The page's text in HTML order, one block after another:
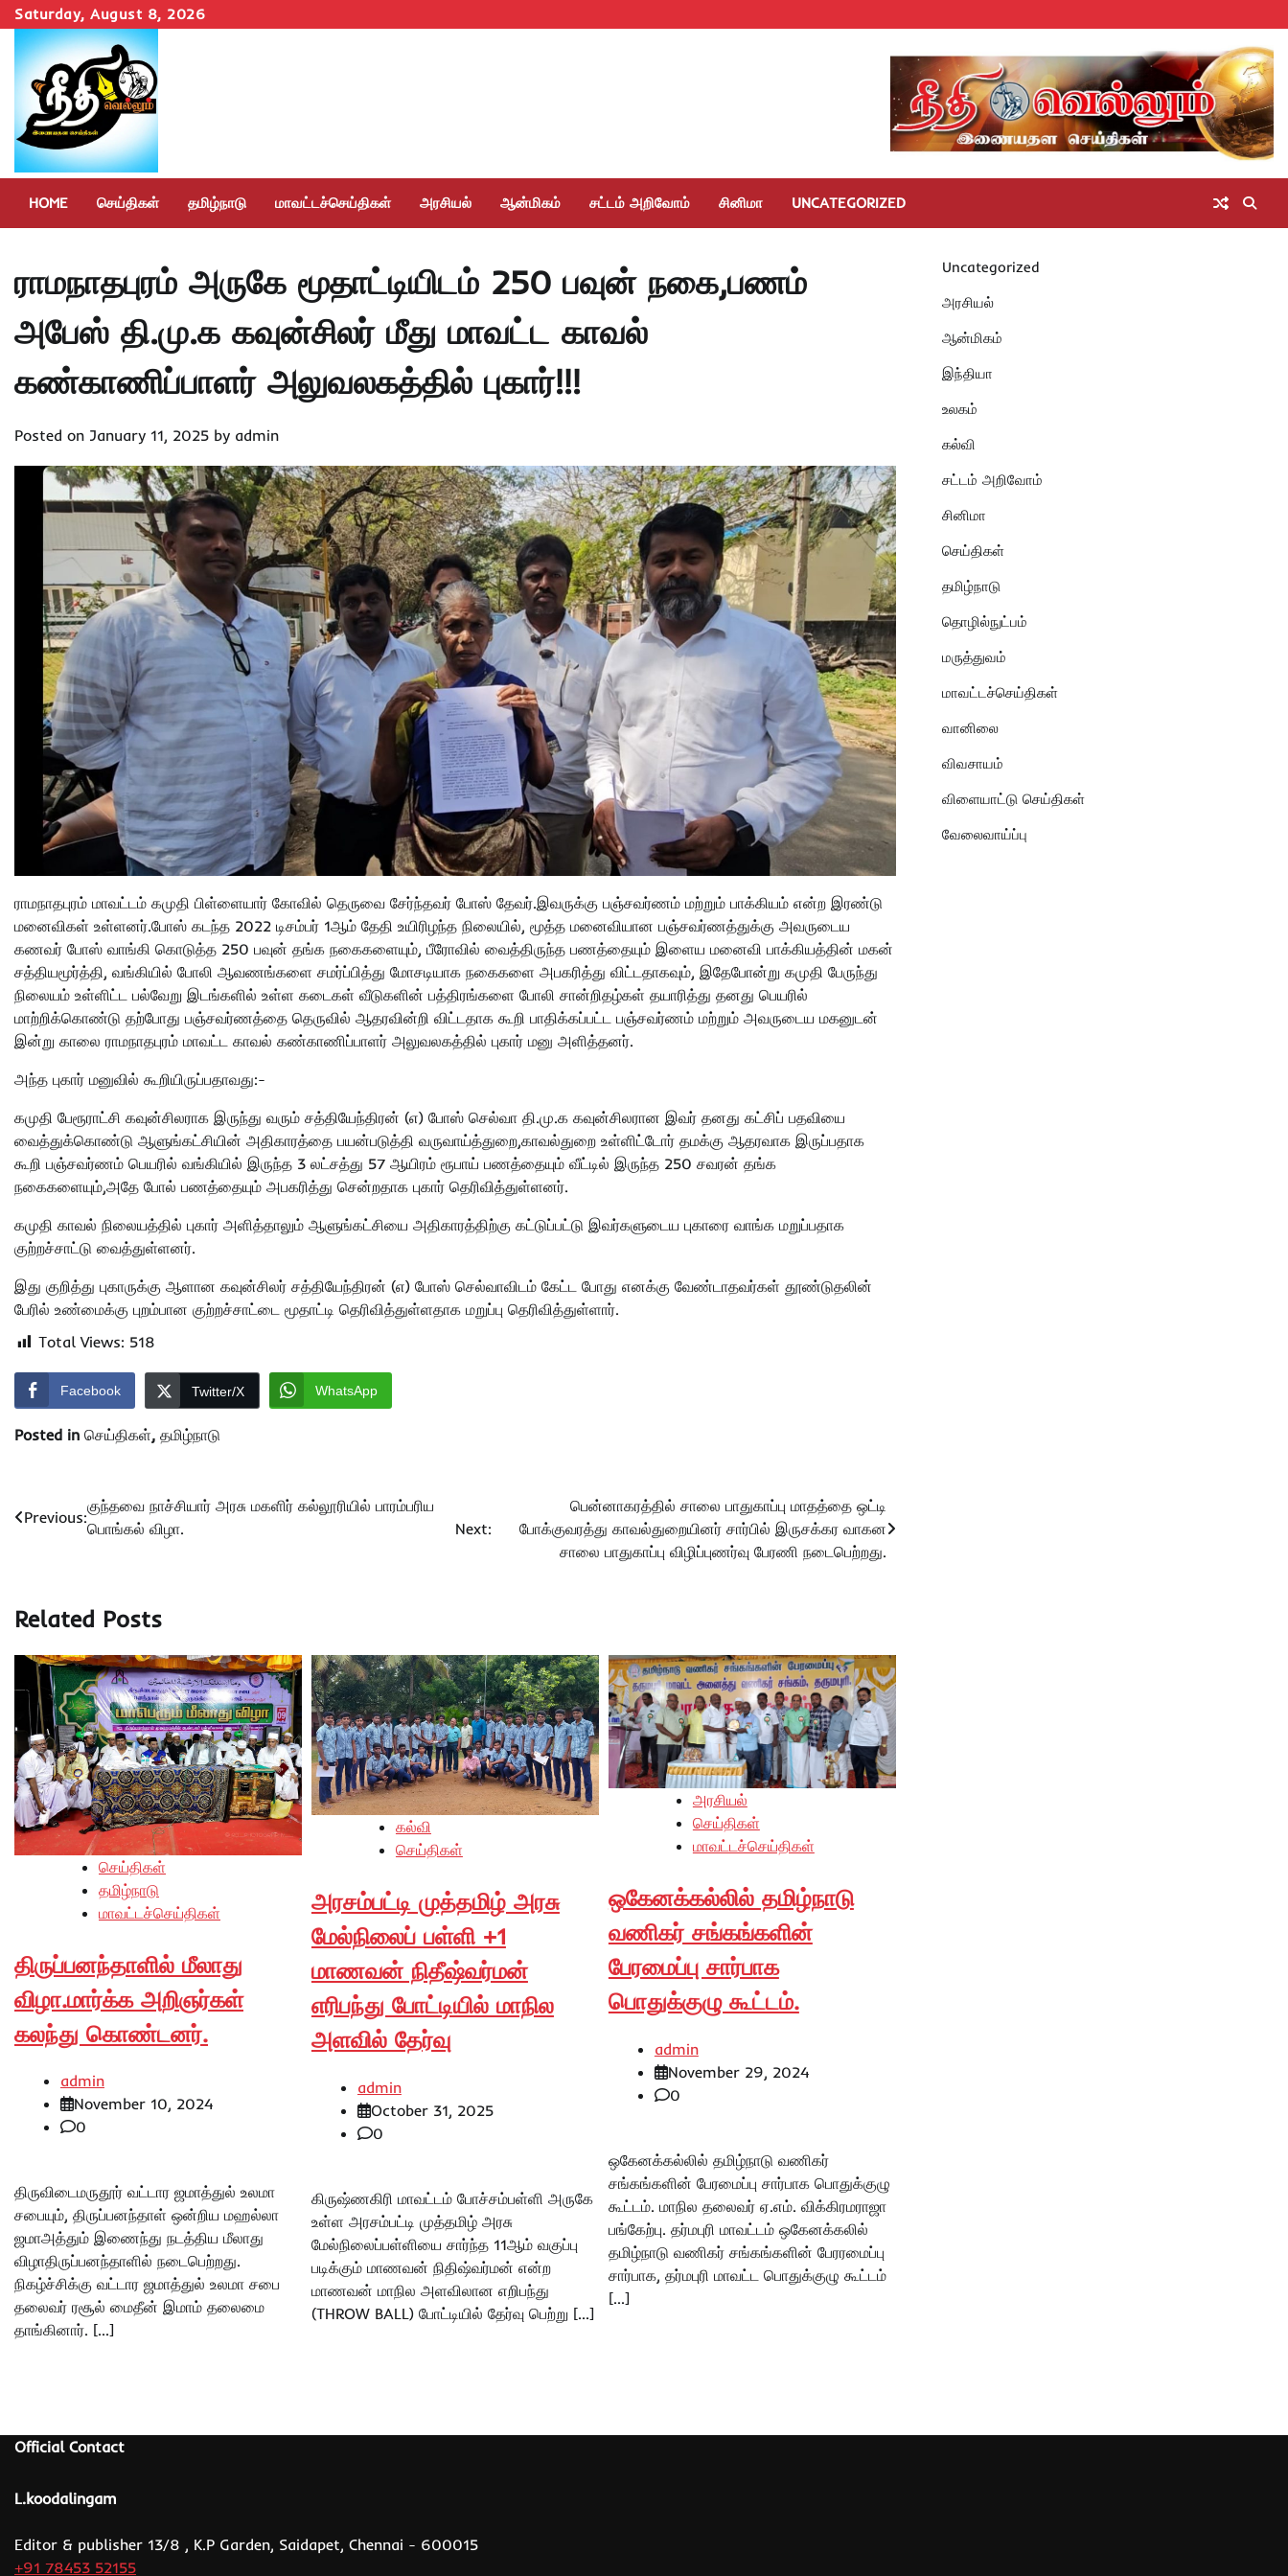
Skip
to
content
Saturday, August 8, 2026
Homeசெய்திகள்
தமிழ்நாடுமாவட்டச்செய்திகள்
அரசியல்ஆன்மிகம்
சட்டம்
அறிவோம்
சினிமா
HOME செய்திகள் தமிழ்நாடு மாவட்டச்செய்திகள் அரசியல் ஆன்மிகம் சட்டம் அறிவோம் சினிமா UNCATEGORIZED
ராமநாதபுரம் அருகே மூதாட்டியிடம் 250 பவுன் நகை,பணம்
அபேஸ் தி.மு.க கவுன்சிலர் மீது மாவட்ட காவல்
கண்காணிப்பாளர் அலுவலகத்தில் புகார்!!!
Posted on January 11, 2025 by admin
ராமநாதபுரம் மாவட்டம் கமுதி பிள்ளையார் கோவில் தெருவை சேர்ந்தவர் போஸ் தேவர்.இவருக்கு பஞ்சவர்ணம் மற்றும் பாக்கியம் என்ற இரண்டு
மனைவிகள் உள்ளனர்.போஸ் கடந்த 2022 டிசம்பர் 1ஆம் தேதி உயிரிழந்த நிலையில், மூத்த மனைவியான பஞ்சவர்ணத்துக்கு அவருடைய
கணவர் போஸ் வாங்கி கொடுத்த 250 பவுன் தங்க நகைகளையும், பீரோவில் வைத்திருந்த பணத்தையும் இளைய மனைவி பாக்கியத்தின் மகன்
சத்தியமூர்த்தி, வங்கியில் போலி ஆவணங்களை சமர்ப்பித்து மோசடியாக நகைகளை அபகரித்து விட்டதாகவும், இதேபோன்று கமுதி பேருந்து
நிலையம் உள்ளிட்ட பல்வேறு இடங்களில் உள்ள கடைகள் வீடுகளின் பத்திரங்களை போலி சான்றிதழ்கள் தயாரித்து தனது பெயரில்
மாற்றிக்கொண்டு தற்போது பஞ்சவர்ணத்தை தெருவில் ஆதரவின்றி விட்டதாக கூறி பாதிக்கப்பட்ட பஞ்சவர்ணம் மற்றும் அவருடைய மகனுடன்
இன்று காலை ராமநாதபுரம் மாவட்ட காவல் கண்காணிப்பாளர் அலுவலகத்தில் புகார் மனு அளித்தனர்.
அந்த புகார் மனுவில் கூறியிருப்பதாவது:-
கமுதி பேரூராட்சி கவுன்சிலராக இருந்து வரும் சத்தியேந்திரன் (எ) போஸ் செல்வா தி.மு.க கவுன்சிலரான இவர் தனது கட்சிப் பதவியை
வைத்துக்கொண்டு ஆளுங்கட்சியின் அதிகாரத்தை பயன்படுத்தி வருவாய்த்துறை,காவல்துறை உள்ளிட்டோர் தமக்கு ஆதரவாக இருப்பதாக
கூறி பஞ்சவர்ணம் பெயரில் வங்கியில் இருந்த 3 லட்சத்து 57 ஆயிரம் ரூபாய் பணத்தையும் வீட்டில் இருந்த 250 சவரன் தங்க
நகைகளையும்,அதே போல் பணத்தையும் அபகரித்து சென்றதாக புகார் தெரிவித்துள்ளனர்.
கமுதி காவல் நிலையத்தில் புகார் அளித்தாலும் ஆளுங்கட்சியை அதிகாரத்திற்கு கட்டுப்பட்டு இவர்களுடைய புகாரை வாங்க மறுப்பதாக
குற்றச்சாட்டு வைத்துள்ளனர்.
இது குறித்து புகாருக்கு ஆளான கவுன்சிலர் சத்தியேந்திரன் (எ) போஸ் செல்வாவிடம் கேட்ட போது எனக்கு வேண்டாதவர்கள் தூண்டுதலின்
பேரில் உண்மைக்கு புறம்பான குற்றச்சாட்டை மூதாட்டி தெரிவித்துள்ளதாக மறுப்பு தெரிவித்துள்ளார்.
Total Views: 518
Facebook Twitter/X WhatsApp
Posted in செய்திகள், தமிழ்நாடு
Post
Previous:
குந்தவை நாச்சியார் அரசு மகளிர் கல்லூரியில் பாரம்பரிய
பொங்கல் விழா.
Next:
பென்னாகரத்தில் சாலை பாதுகாப்பு மாதத்தை ஒட்டி
போக்குவரத்து காவல்துறையினர் சார்பில் இருசக்கர வாகன
சாலை பாதுகாப்பு விழிப்புணர்வு பேரணி நடைபெற்றது.
Related Posts
செய்திகள்
தமிழ்நாடு
மாவட்டச்செய்திகள்
திருப்பனந்தாளில் மீலாது
விழா.மார்க்க அறிஞர்கள்
கலந்து கொண்டனர்.
admin
November 10, 2024
0
திருவிடைமருதூர் வட்டார ஜமாத்துல் உலமா
சபையும், திருப்பனந்தாள் ஒன்றிய மஹல்லா
ஜமாஅத்தும் இணைந்து நடத்திய மீலாது
விழாதிருப்பனந்தாளில் நடைபெற்றது.
நிகழ்ச்சிக்கு வட்டார ஜமாத்துல் உலமா சபை
தலைவர் ரசூல் மைதீன் இமாம் தலைமை
தாங்கினார். […]
கல்வி
செய்திகள்
அரசம்பட்டி முத்தமிழ் அரசு
மேல்நிலைப் பள்ளி +1
மாணவன் நிதீஷ்வர்மன்
எரிபந்து போட்டியில் மாநில
அளவில் தேர்வு
admin
October 31, 2025
0
கிருஷ்ணகிரி மாவட்டம் போச்சம்பள்ளி அருகே
உள்ள அரசம்பட்டி முத்தமிழ் அரசு
மேல்நிலைப்பள்ளியை சார்ந்த 11ஆம் வகுப்பு
படிக்கும் மாணவன் நிதிஷ்வர்மன் என்ற
மாணவன் மாநில அளவிலான எறிபந்து
(THROW BALL) போட்டியில் தேர்வு பெற்று […]
அரசியல்
செய்திகள்
மாவட்டச்செய்திகள்
ஒகேனக்கல்லில் தமிழ்நாடு
வணிகர் சங்கங்களின்
பேரமைப்பு சார்பாக
பொதுக்குழு கூட்டம்.
admin
November 29, 2024
0
ஒகேனக்கல்லில் தமிழ்நாடு வணிகர்
சங்கங்களின் பேரமைப்பு சார்பாக பொதுக்குழு
கூட்டம். மாநில தலைவர் ஏ.எம். விக்கிரமராஜா
பங்கேற்பு. தர்மபுரி மாவட்டம் ஒகேனக்கலில்
தமிழ்நாடு வணிகர் சங்கங்களின் பேரரமைப்பு
சார்பாக, தர்மபுரி மாவட்ட பொதுக்குழு கூட்டம்
[…]
Uncategorized
அரசியல்
ஆன்மிகம்
இந்தியா
உலகம்
கல்வி
சட்டம் அறிவோம்
சினிமா
செய்திகள்
தமிழ்நாடு
தொழில்நுட்பம்
மருத்துவம்
மாவட்டச்செய்திகள்
வானிலை
விவசாயம்
விளையாட்டு செய்திகள்
வேலைவாய்ப்பு
Official Contact
L.koodalingam
Editor & publisher 13/8 , K.P Garden, Saidapet, Chennai - 600015
+91 78453 52155